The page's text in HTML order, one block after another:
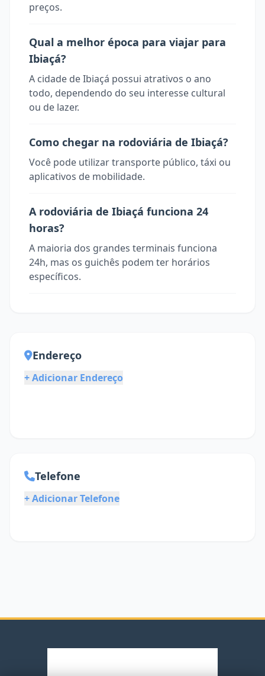
preços.
Qual a melhor época para viajar para
Ibiaçá?
A cidade de Ibiaçá possui atrativos o ano
todo, dependendo do seu interesse cultural
ou de lazer.
Como chegar na rodoviária de Ibiaçá?
Você pode utilizar transporte público, táxi ou
aplicativos de mobilidade.
A rodoviária de Ibiaçá funciona 24
horas?
A maioria dos grandes terminais funciona
24h, mas os guichês podem ter horários
específicos.
Endereço
+ Adicionar Endereço
Telefone
+ Adicionar Telefone